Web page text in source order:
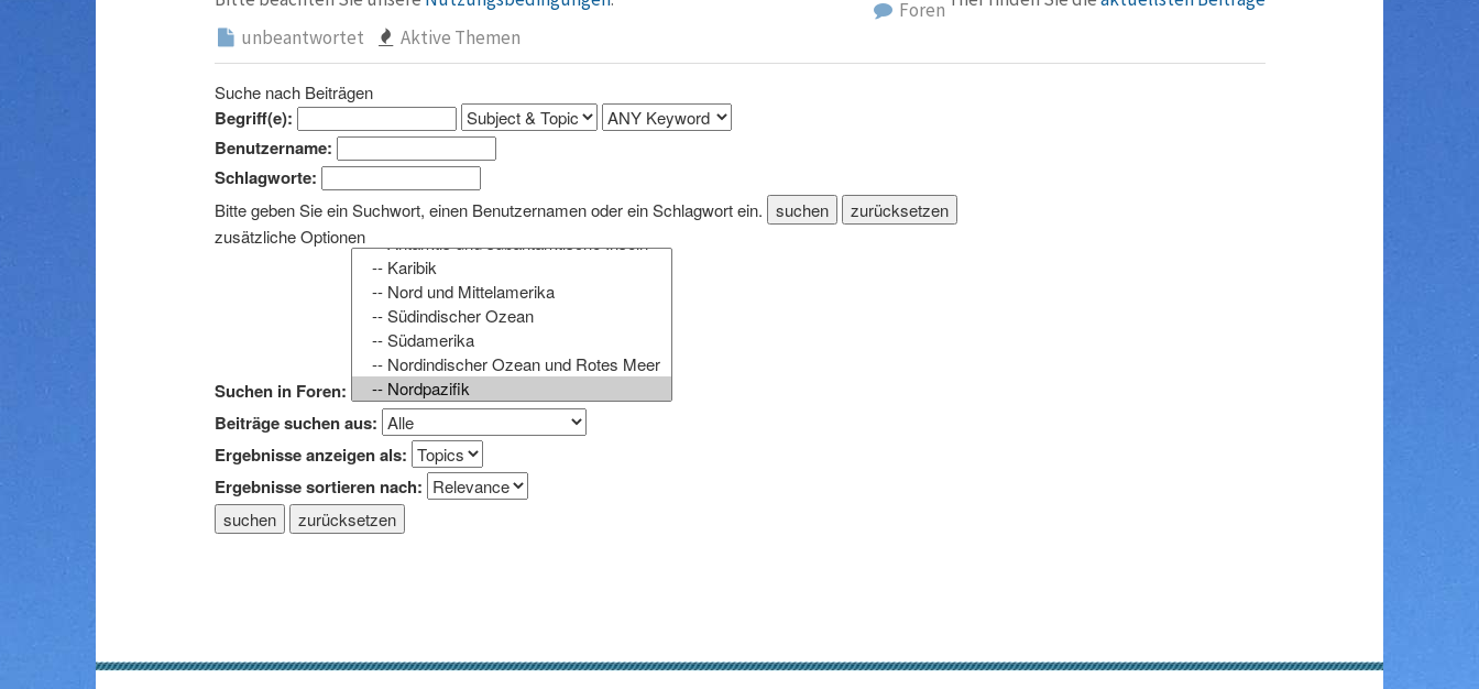
Foren
unbeantwortet
Aktive Themen
Suche nach Beiträgen
Begriff(e):
Benutzername:
Schlagworte:
Bitte geben Sie ein Suchwort, einen Benutzernamen oder ein Schlagwort ein. suchen
zurücksetzen
zusätzliche Optionen
Suchen in Foren:
Beiträge suchen aus:
Ergebnisse anzeigen als:
Ergebnisse sortieren nach:
suchen zurücksetzen